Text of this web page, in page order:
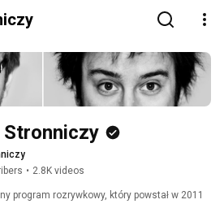
Stronniczy
• 2.8K videos
program rozrywkowy, który powstał w 2011